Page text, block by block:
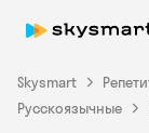
Skysmart
Русскоязычные